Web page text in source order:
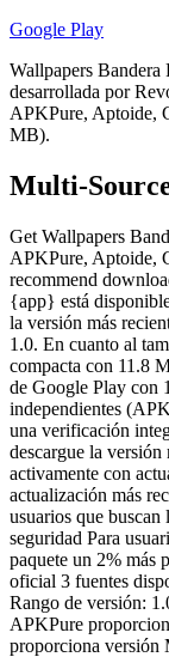
Google Play
Wallpapers Bandera
desarrollada por
APKPure, Aptoide,
MB).
Multi-
Get Wallpapers
APKPure, Aptoide,
recommend
{app} está
la versión más
1.0. En cuanto al
compacta con 11.8
de Google Play con
independientes
una verificación
descargue la versión
activamente con
actualización más
usuarios que
seguridad Para
paquete un 2% más
oficial 3 fuentes
Rango de versión:
APKPure
proporciona versión